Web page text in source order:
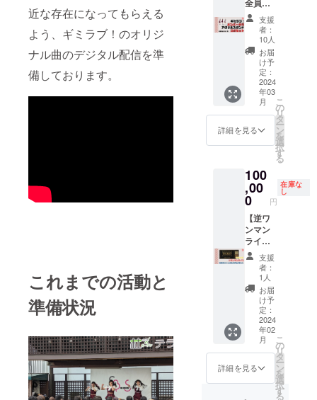
近な存在になってもらえる
よう、ギミラブ！のオリジ
ナル曲のデジタル配信を準
備しております。
これまでの活動と
準備状況
する時
間がご
ざいま
す。
【推し
メン
バーか
らのあ
なたへ
お礼
セージ
動画】
援して
頂いた
方に向
けて、
推しメ
ンバー
からの
お礼
メッ
セージ
動画で
す。 ※
備考欄
に〈宛
名・推
しメン
バー〉
をお願
い致し
N前入
場） ＞
一般の
チケッ
トご購
入の方
より先
にご入
場いた
だけま
す ・公
開リ
ブ前の
リハー
サルを
ご観覧
いただ
けます
・楽屋
見学 ＞
公開リ
ハーサ
ル終了
後、楽
屋を見
学する
ことが
可能で
す ・楽
屋での
しいた
しま
す。
※CDプ
レイ
ヤーを
お持ち
でない
方は、
データ
でお渡
しいた
ず備考
欄にご
希望の
お名前
をご記
入くだ
さい。
※読めな
い漢
字、英
数字が
ないよ
う、お
名前に
フリガ
ナの記
載もお
願いい
全員の
アクス
タ３点
セッ
ト】 ※
お渡し
は当日
会場に
てお渡
しいた
します
（当日
会場に
来れな
は、備
考欄に
その旨
ご記載
くださ
い。郵
送で対
応いた
しま
す）
支援
者：
10人
お届
け予
定：
2024
年03
月
詳細を見る
こ
の
リ
タ
ー
ン
を
選
択
す
る
100
,00
0 円
在庫な
し
【逆ワ
ンマン
ライ
ブ エ
クスト
リーム
プレミ
アムチ
ケット1
枚+囲み
チェキ1
枚+一般
チケッ
ト1枚
+最優先
入場】
支援
者：
1人
お届
け予
定：
2024
年02
月
詳細を見る
こ
の
リ
タ
ー
ン
を
選
択
す
る